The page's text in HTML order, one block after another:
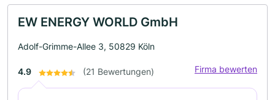
EW ENERGY WORLD GmbH
Adolf-Grimme-Allee 3, 50829 Köln
4.9 (21 Bewertungen) Firma bewerten